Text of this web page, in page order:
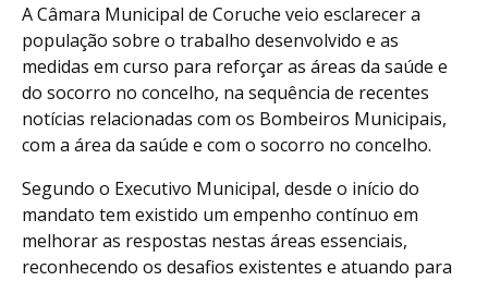
A Câmara Municipal de Coruche veio esclarecer a
população sobre o trabalho desenvolvido e as
medidas em curso para reforçar as áreas da saúde e
do socorro no concelho, na sequência de recentes
notícias relacionadas com os Bombeiros Municipais,
com a área da saúde e com o socorro no concelho.
Segundo o Executivo Municipal, desde o início do
mandato tem existido um empenho contínuo em
melhorar as respostas nestas áreas essenciais,
reconhecendo os desafios existentes e atuando para